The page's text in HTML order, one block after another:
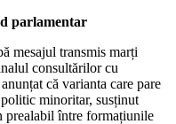
parlamentar
mesajul transmis marți
consultărilor cu
că varianta care pare
minoritar, susținut
prealabil între formațiunile